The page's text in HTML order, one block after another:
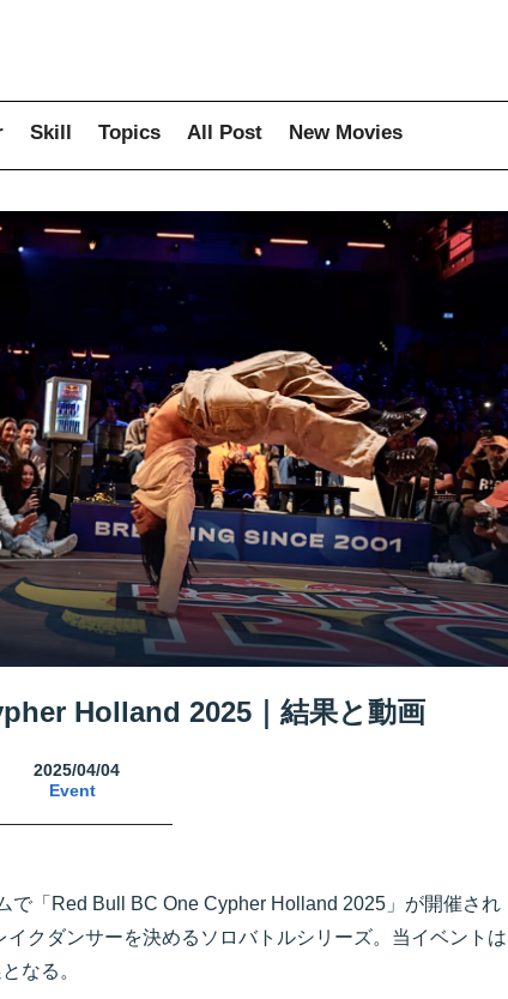
Skill Topics All Post New Movies
Holland 2025｜結果と動画
2025/04/04
Event
で「Red Bull BC One Cypher Holland 2025」が開催され
クダンサーを決めるソロバトルシリーズ。当イベントは
なる。